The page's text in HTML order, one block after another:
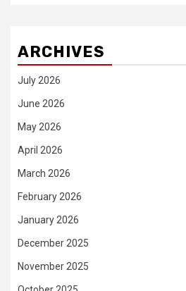
ARCHIVES
July 2026
June 2026
May 2026
April 2026
March 2026
February 2026
January 2026
December 2025
November 2025